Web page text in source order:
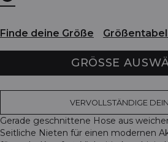
Finde deine Größe
GRÖSSE
VERVOLLSTÄNDIGE
Gerade geschnittene Hose aus
Seitliche Nieten für einen modernen